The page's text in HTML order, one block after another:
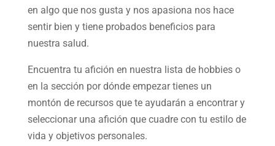
en algo que nos gusta y nos apasiona nos hace
sentir bien y tiene probados beneficios para
nuestra salud.
Encuentra tu afición en nuestra lista de hobbieso
en la sección por dónde empezar tienes un
montón de recursos que te ayudarán a encontrar y
seleccionar una afición que cuadre con tu estilo de
vida y objetivos personales.